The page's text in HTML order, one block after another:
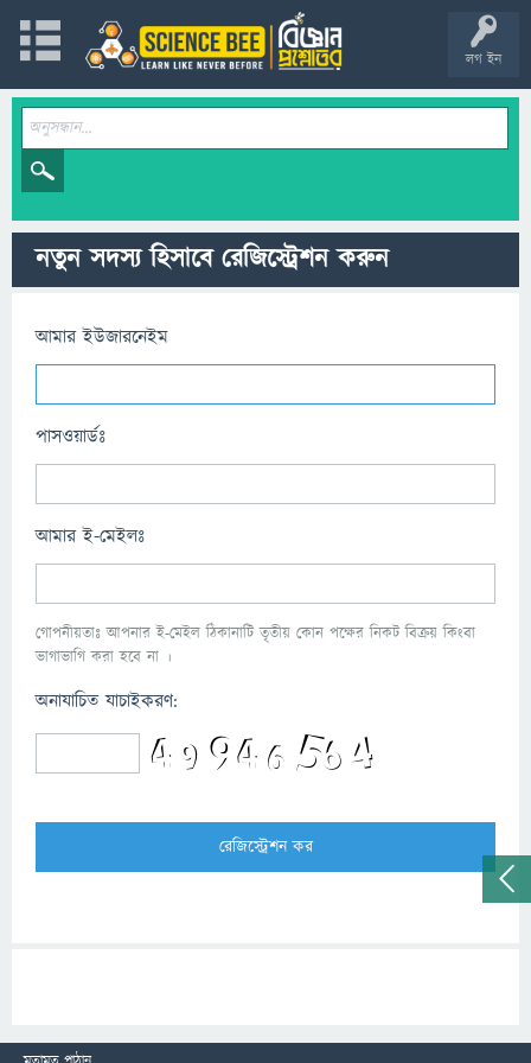
লগ ইন
নতুন সদস্য হিসাবে রেজিস্ট্রেশন করুন
আমার ইউজারনেইম
পাসওয়ার্ডঃ
আমার ই-মেইলঃ
গোপনীয়তাঃ আপনার ই-মেইল ঠিকানাটি তৃতীয় কোন পক্ষের নিকট বিক্রয় কিংবা
ভাগাভাগি করা হবে না ।
অনাযাচিত যাচাইকরণ: